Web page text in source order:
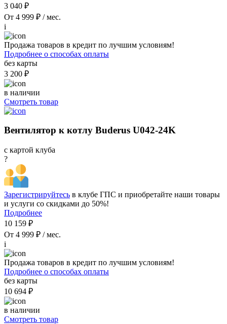
3 040 ₽
От 4 999 ₽ / мес.
i
Продажа товаров в кредит по лучшим условиям!
Подробнее о способах оплаты
без карты
3 200 ₽
в наличии
Смотреть товар
Вентилятор к котлу Buderus U042-24K
с картой клуба
?
Зарегистрируйтесь в клубе ГПС и приобретайте наши товары
и услуги со скидками до 50%!
Подробнее
10 159 ₽
От 4 999 ₽ / мес.
i
Продажа товаров в кредит по лучшим условиям!
Подробнее о способах оплаты
без карты
10 694 ₽
в наличии
Смотреть товар